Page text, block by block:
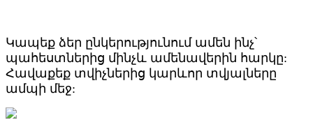
Կապեք ձեր ընկերությունում ամեն ինչ՝
պահեստներից մինչև ամենավերին հարկը:
Հավաքեք տվիչներից կարևոր տվյալները
ամպի մեջ: